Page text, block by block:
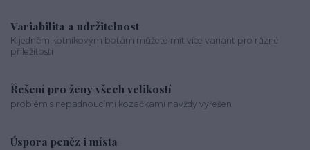
Variabilita a udržitelnost
K jedněm kotníkovým botám můžete mít více variant pro různé
příležitosti
Řešení pro ženy všech velikostí
problém s nepadnoucími kozačkami navždy vyřešen
Úspora peněz i místa